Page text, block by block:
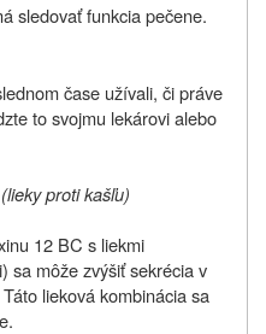
sledovať funkcia pečene.
čase užívali, či práve
to svojmu lekárovi alebo
proti kašľu)
12 BC s liekmi
sa môže zvýšiť sekrécia v
lieková kombinácia sa